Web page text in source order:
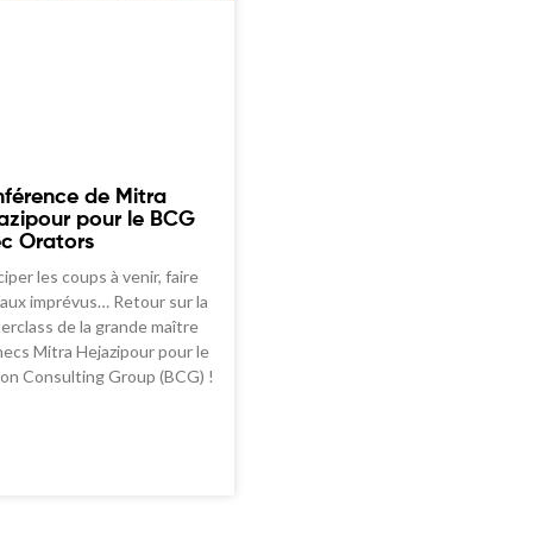
de Mitra
pour le BCG
Orators
les coups à venir, faire
imprévus… Retour sur la
de la grande maître
Mitra Hejazipour pour le
Consulting Group (BCG) !